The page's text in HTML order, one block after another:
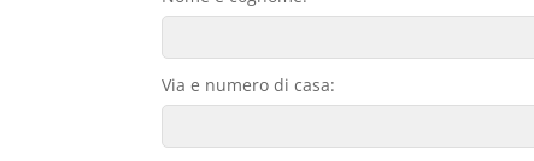
Via e numero di casa: